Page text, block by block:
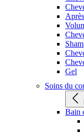
Gel
Soins du
Bain